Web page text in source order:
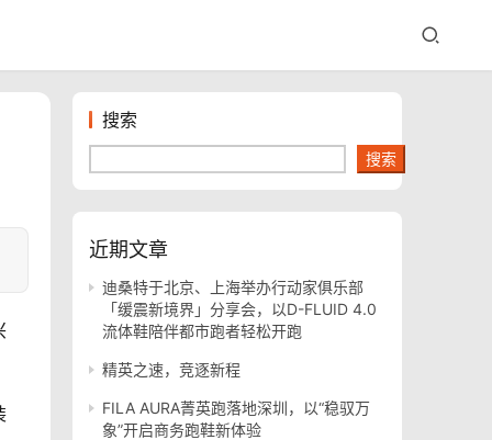
搜索
搜索
近期文章
迪桑特于北京、上海举办行动家俱乐部
「缓震新境界」分享会，以D-FLUID 4.0
流体鞋陪伴都市跑者轻松开跑
精英之速，竞逐新程
FILA AURA菁英跑落地深圳，以“稳驭万
象”开启商务跑鞋新体验